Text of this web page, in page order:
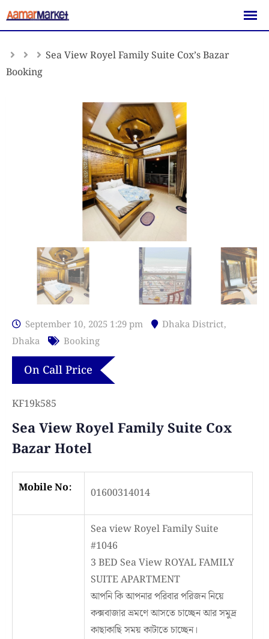
Skip
to
Sea View Royel Family Suite Cox’s Bazar
Booking
September 10, 2025 1:29 pm Dhaka District,
Dhaka
Booking
On Call Price
KF19k585
Sea View Royel Family Suite Cox
Bazar Hotel
Mobile No: 01600314014
Sea view Royel Family Suite
#1046
3 BED Sea View ROYAL FAMILY
SUITE APARTMENT
আপনি কি আপনার পরিবার পরিজন নিয়ে
কক্সবাজার ভ্রমণে আসতে চাচ্ছেন আর সমুদ্র
কাছাকাছি সময় কাটাতে চাচ্ছেন।